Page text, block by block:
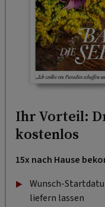
Ihr Vorteil:
kostenlos
15x nach Hause
Wunsch-
liefern lassen